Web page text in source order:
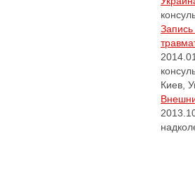
Киев,